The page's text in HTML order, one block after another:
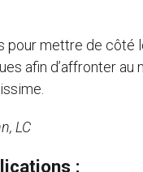
pour mettre de côté
afin d’affronter au
LC
: